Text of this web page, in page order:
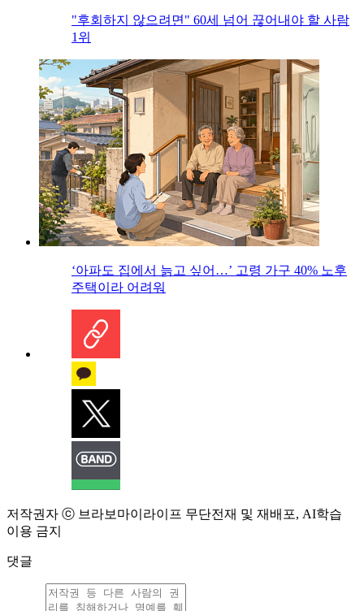
"후회하지 않으려면" 60세 넘어 끊어내야 할 사람
1위
‘아파도 집에서 늙고 싶어…’ 고령 가구 40% 노후
주택이라 어려워
저작권자 ⓒ 브라보마이라이프 무단전재 및 재배포, AI학습
이용 금지
댓글